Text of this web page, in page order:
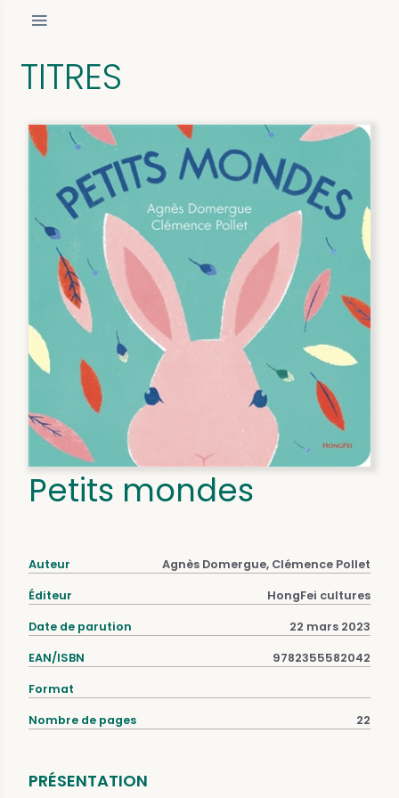
TITRES
Petits mondes
Auteur Agnès Domergue, Clémence Pollet
Éditeur HongFei cultures
Date de parution 22 mars 2023
EAN/ISBN 9782355582042
Format
Nombre de pages 22
PRÉSENTATION